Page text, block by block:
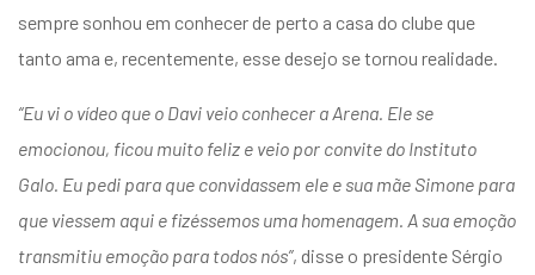
sempre sonhou em conhecer de perto a casa do clube que
tanto ama e, recentemente, esse desejo se tornou realidade.
“Eu vi o vídeo que o Davi veio conhecer a Arena. Ele se
emocionou, ficou muito feliz e veio por convite do Instituto
Galo. Eu pedi para que convidassem ele e sua mãe Simone para
que viessem aqui e fizéssemos uma homenagem. A sua emoção
transmitiu emoção para todos nós”, disse o presidente Sérgio